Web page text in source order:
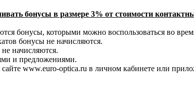
бонусы в размере 3% от стоимости
бонусы, которыми можно воспользоваться во
бонусы не начисляются.
начисляются.
и предложениями.
www.euro-optica.ru в личном кабинете или